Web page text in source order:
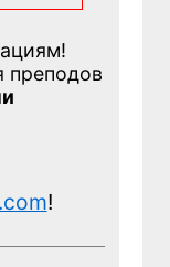
преподов
!